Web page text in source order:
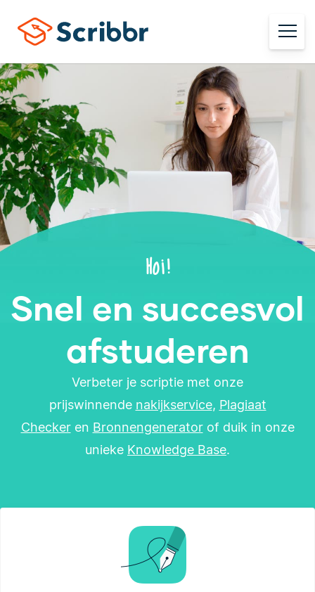
Hoi!
Snel en succesvol
afstuderen
Verbeter je scriptie met onze
prijswinnende nakijkservice, Plagiaat
Checkeren Bronnengeneratorof duik in onze
unieke Knowledge Base.